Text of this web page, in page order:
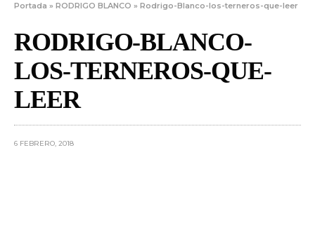
Portada »RODRIGO BLANCO »Rodrigo-Blanco-los-terneros-que-leer
RODRIGO-BLANCO-
LOS-TERNEROS-QUE-
LEER
6 FEBRERO, 2018